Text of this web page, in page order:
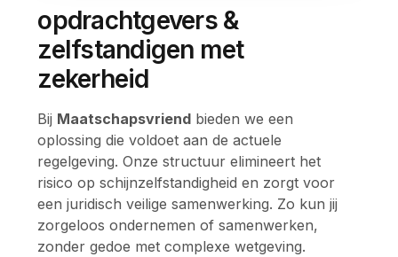
opdrachtgevers &
zelfstandigen met
zekerheid
Bij Maatschapsvriend bieden we een
oplossing die voldoet aan de actuele
regelgeving. Onze structuur elimineert het
risico op schijnzelfstandigheid en zorgt voor
een juridisch veilige samenwerking. Zo kun jij
zorgeloos ondernemen of samenwerken,
zonder gedoe met complexe wetgeving.